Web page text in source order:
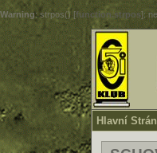
Warning: strpos() [function.strpos]:
Hlavní